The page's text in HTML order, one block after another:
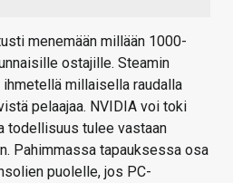
menemään millään 1000-
ostajille. Steamin
millaisella raudalla
pelaajaa. NVIDIA voi toki
todellisuus tulee vastaan
Pahimmassa tapauksessa osa
puolelle, jos PC-